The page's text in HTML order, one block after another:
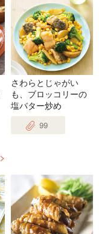
さわらとじゃがい
も、ブロッコリーの
塩バター炒め
99